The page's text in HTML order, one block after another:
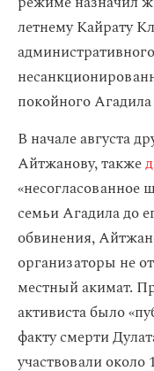
летнему Кайрату
покойного
В начале августа
Айтжанову, также
«несогласованное
семьи Агадила до
обвинения,
организаторы не
местный акимат.
активиста было
факту смерти
участвовали около